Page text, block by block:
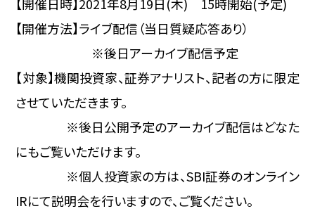
【開催方法】ライブ配信（当日質疑応答あり）
※後日アーカイブ配信予定
【対象】機関投資家、証券アナリスト、記者の方に限定
させていただきます。
※後日公開予定のアーカイブ配信はどなた
にもご覧いただけます。
※個人投資家の方は、SBI証券のオンライン
IRにて説明会を行いますので、ご覧ください。